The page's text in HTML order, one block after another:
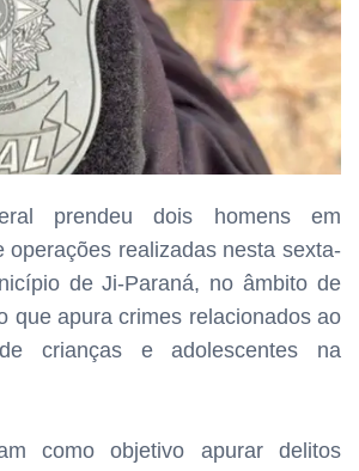
prendeu dois homens em
operações realizadas nesta sexta-
de Ji-Paraná, no âmbito de
que apura crimes relacionados ao
crianças e adolescentes na
como objetivo apurar delitos